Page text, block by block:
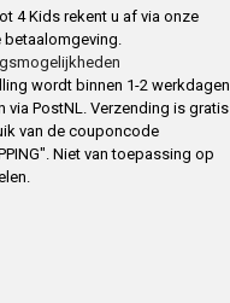
4 Kids rekent u af via onze
betaalomgeving.
wordt binnen 1-2 werkdagen
via PostNL. Verzending is gratis
van de couponcode
Niet van toepassing op